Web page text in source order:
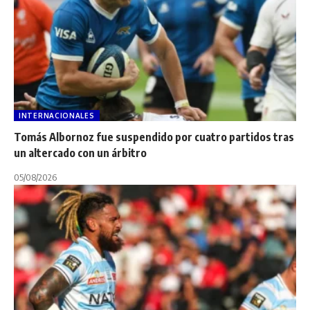
INTERNACIONALES
Tomás Albornoz fue suspendido por cuatro partidos tras
un altercado con un árbitro
05/08/2026